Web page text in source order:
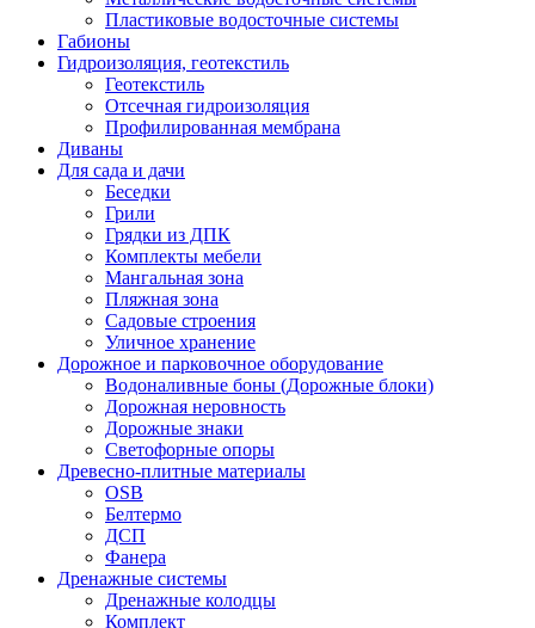
Пластиковые водосточные системы
Габионы
Гидроизоляция, геотекстиль
Геотекстиль
Отсечная гидроизоляция
Профилированная мембрана
Диваны
Для сада и дачи
Беседки
Грили
Грядки из ДПК
Комплекты мебели
Мангальная зона
Пляжная зона
Садовые строения
Уличное хранение
Дорожное и парковочное оборудование
Водоналивные боны (Дорожные блоки)
Дорожная неровность
Дорожные знаки
Светофорные опоры
Древесно-плитные материалы
OSB
Белтермо
ДСП
Фанера
Дренажные системы
Дренажные колодцы
Комплект